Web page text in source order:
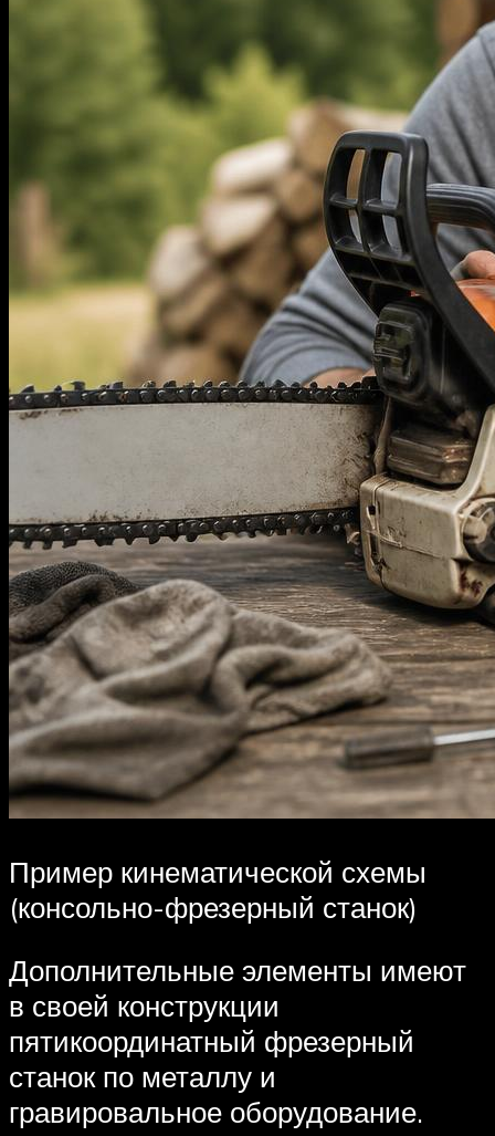
Пример кинематической схемы
(консольно-фрезерный станок)
Дополнительные элементы имеют
в своей конструкции
пятикоординатный фрезерный
станок по металлу и
гравировальное оборудование.